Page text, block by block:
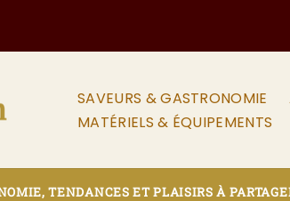
SAVEURS & GASTRONOMIE
MATÉRIELS & ÉQUIPEMENTS
TENDANCES ET PLAISIRS À